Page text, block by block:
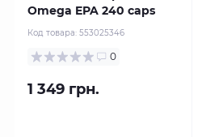
Omega EPA 240 caps
Код товара: 553025346
0
1 349 грн.